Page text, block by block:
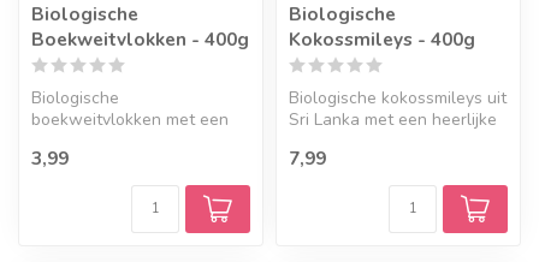
Biologische
Boekweitvlokken - 400g
Biologische
boekweitvlokken met een
Deze glutenvrije vl...
3,99
Biologische
Kokossmileys - 400g
Biologische kokossmileys uit
Sri Lanka met een heerlijke
7,99